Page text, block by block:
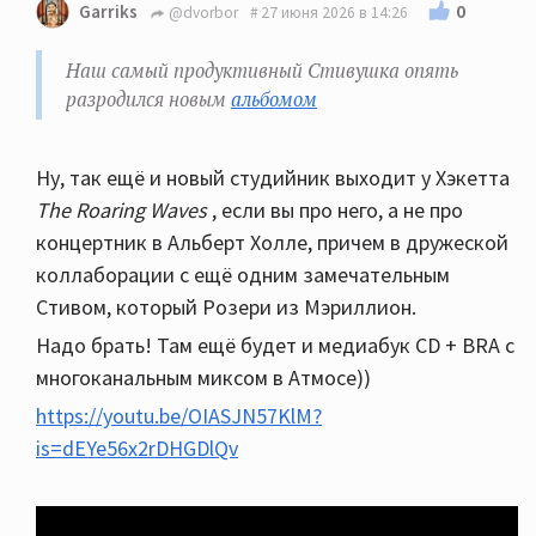
Garriks @dvorbor 27 июня 2026 в 14:26 0
Наш самый продуктивный Стивушка опять
разродился новым альбомом
Ну, так ещё и новый студийник выходит у Хэкетта
The Roaring Waves, если вы про него, а не про
концертник в Альберт Холле, причем в дружеской
коллаборации с ещё одним замечательным
Стивом, который Розери из Мэриллион.
Надо брать! Там ещё будет и медиабук CD + BRA с
многоканальным миксом в Атмосе))
https://youtu.be/OIASJN57KlM?
is=dEYe56x2rDHGDlQv